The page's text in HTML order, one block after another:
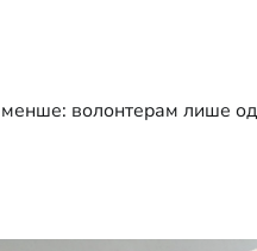
менше: волонтерам лише